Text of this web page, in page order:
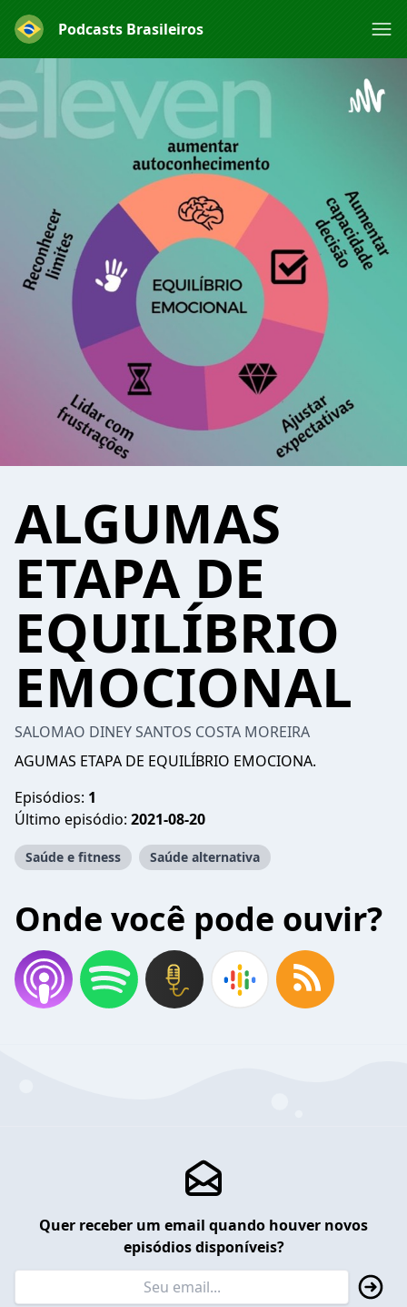
Podcasts Brasileiros
ALGUMAS
ETAPA DE
EQUILÍBRIO
EMOCIONAL
SALOMAO DINEY SANTOS COSTA MOREIRA
AGUMAS ETAPA DE EQUILÍBRIO EMOCIONA.
Episódios: 1
Último episódio: 2021-08-20
Saúde e fitness Saúde alternativa
Onde você pode ouvir?
Quer receber um email quando houver novos
episódios disponíveis?